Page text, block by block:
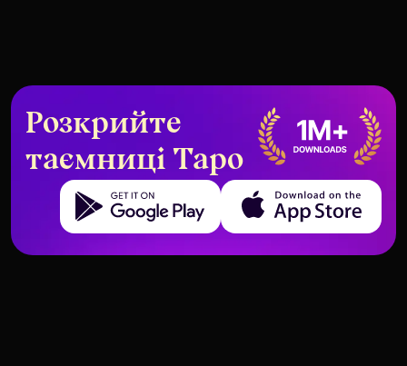
Розкрийте
таємниці Таро
Get it on Google Play Download on the App Store